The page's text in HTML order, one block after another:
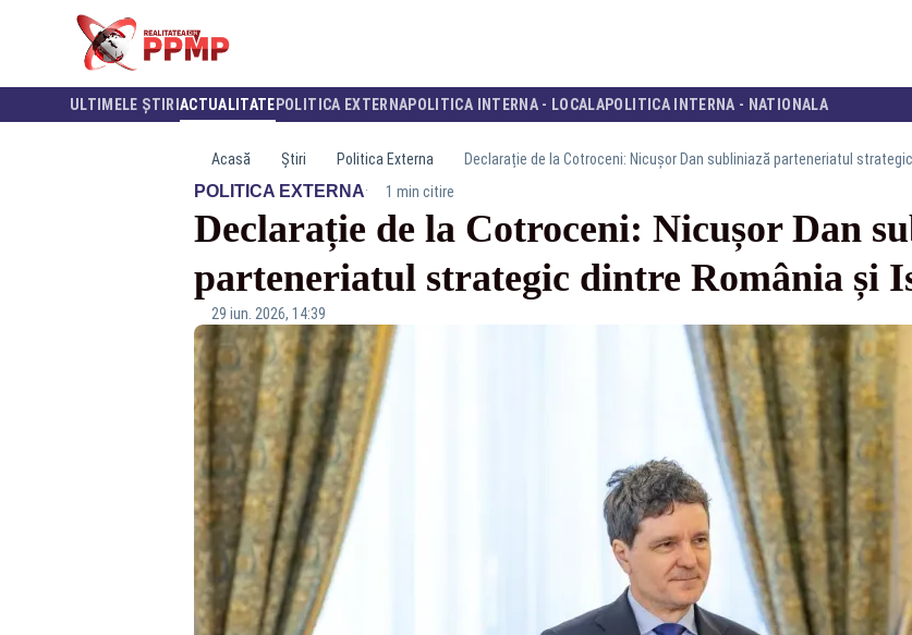
ULTIMELE ȘTIRI ACTUALITATE POLITICA EXTERNAPOLITICA INTERNA - LOCALAPOLITICA INTERNA - NATIONALA
Acasă Știri Politica Externa Declarație de la Cotroceni: Nicușor Dan subliniază parteneriatul
POLITICA EXTERNA· 1 min citire
Declarație de la Cotroceni: Nicușor Dan
parteneriatul strategic dintre România și
29 iun. 2026, 14:39